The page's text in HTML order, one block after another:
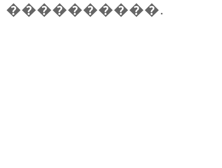
����������.